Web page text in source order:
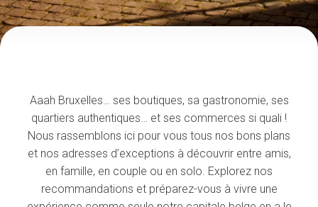
Aaah Bruxelles… ses boutiques, sa gastronomie, ses
quartiers authentiques… et ses commerces si quali !
Nous rassemblons ici pour vous tous nos bons plans
et nos adresses d’exceptions à découvrir entre amis,
en famille, en couple ou en solo. Explorez nos
recommandations et préparez-vous à vivre une